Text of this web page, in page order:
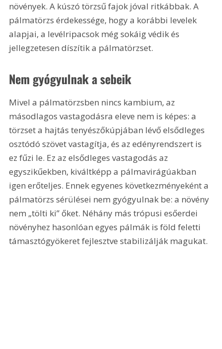
növények. A kúszó törzsű fajok jóval ritkábbak. A
pálmatörzs érdekessége, hogy a korábbi levelek
alapjai, a levélripacsok még sokáig védik és
jellegzetesen díszítik a pálmatörzset.
Nem gyógyulnak a sebeik
Mivel a pálmatörzsben nincs kambium, az
másodlagos vastagodásra eleve nem is képes: a
törzset a hajtás tenyészőkúpjában lévő elsődleges
osztódó szövet vastagítja, és az edényrendszert is
ez fűzi le. Ez az elsődleges vastagodás az
egyszikűekben, kiváltképp a pálmavirágúakban
igen erőteljes. Ennek egyenes következményeként a
pálmatörzs sérülései nem gyógyulnak be: a növény
nem „tölti ki” őket. Néhány más trópusi esőerdei
növényhez hasonlóan egyes pálmák is föld feletti
támasztógyökeret fejlesztve stabilizálják magukat.